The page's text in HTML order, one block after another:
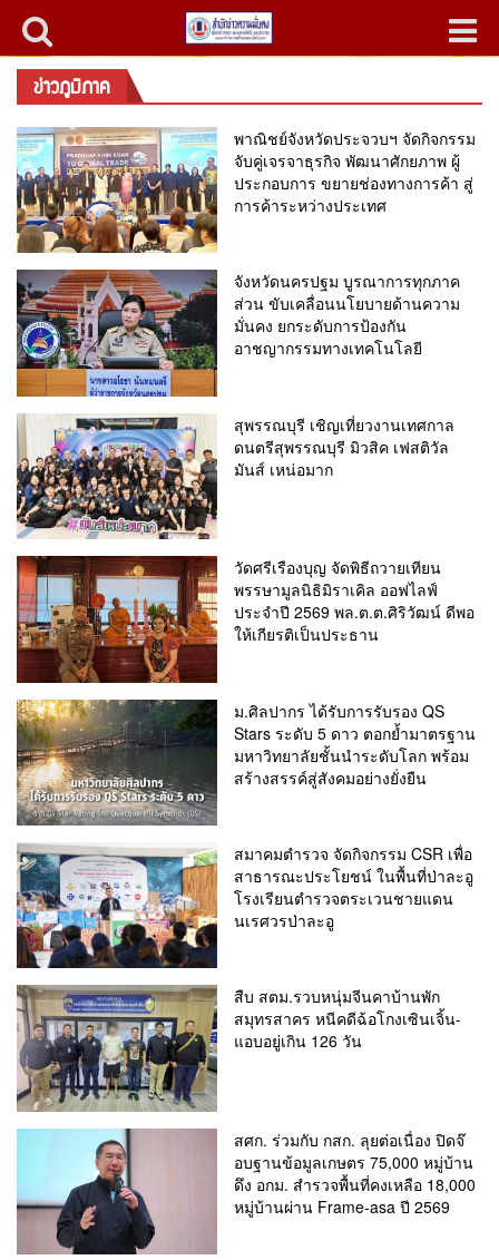
ข่าวภูมิภาค
พาณิชย์จังหวัดประจวบฯ จัดกิจกรรม
จับคู่เจรจาธุรกิจ พัฒนาศักยภาพ ผู้
ประกอบการ ขยายช่องทางการค้า สู่
การค้าระหว่างประเทศ
จังหวัดนครปฐม บูรณาการทุกภาค
ส่วน ขับเคลื่อนนโยบายด้านความ
มั่นคง ยกระดับการป้องกัน
อาชญากรรมทางเทคโนโลยี
สุพรรณบุรี เชิญเที่ยวงานเทศกาล
ดนตรีสุพรรณบุรี มิวสิค เฟสติวัล
มันส์ เหน่อมาก
วัดศรีเรืองบุญ จัดพิธีถวายเทียน
พรรษามูลนิธิมิราเคิล ออฟไลฟ์
ประจำปี 2569 พล.ต.ต.ศิริวัฒน์ ดีพอ
ให้เกียรติเป็นประธาน
ม.ศิลปากร ได้รับการรับรอง QS
Stars ระดับ 5 ดาว ตอกย้ำมาตรฐาน
มหาวิทยาลัยชั้นนำระดับโลก พร้อม
สร้างสรรค์สู่สังคมอย่างยั่งยืน
สมาคมตำรวจ จัดกิจกรรม CSR เพื่อ
สาธารณะประโยชน์ ในพื้นที่ป่าละอู
โรงเรียนตำรวจตระเวนชายแดน
นเรศวรป่าละอู
สืบ สตม.รวบหนุ่มจีนคาบ้านพัก
สมุทรสาคร หนีคดีฉ้อโกงเซินเจิ้น-
แอบอยู่เกิน 126 วัน
สศก. ร่วมกับ กสก. ลุยต่อเนื่อง ปิดจ๊
อบฐานข้อมูลเกษตร 75,000 หมู่บ้าน
ดึง อกม. สำรวจพื้นที่คงเหลือ 18,000
หมู่บ้านผ่าน Frame-asa ปี 2569